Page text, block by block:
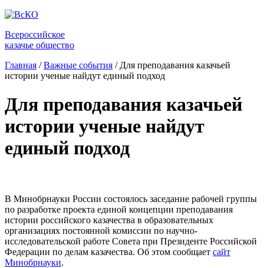
Всероссийское
казачье общество
Главная / Важные события / Для преподавания казачьей
истории ученые найдут единый подход
Для преподавания казачьей
истории ученые найдут
единый подход
В Минобрнауки России состоялось заседание рабочей группы
по разработке проекта единой концепции преподавания
истории российского казачества в образовательных
организациях постоянной комиссии по научно-
исследовательской работе Совета при Президенте Российской
Федерации по делам казачества. Об этом сообщает сайт
Минобрнауки.